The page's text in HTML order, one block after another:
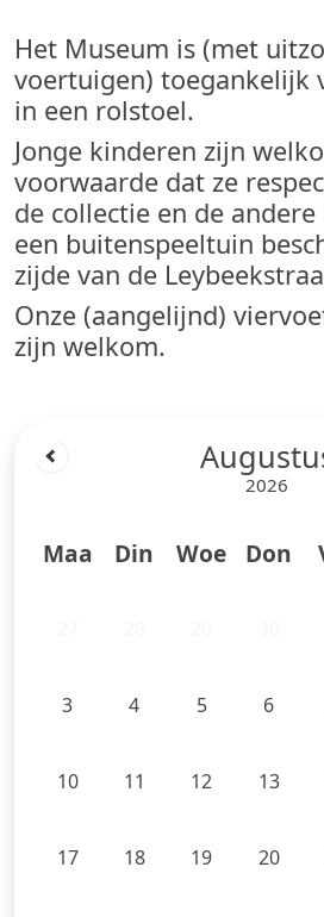
Het Museum is (met
voertuigen) toegankelijk
in een rolstoel.
Jonge kinderen zijn
voorwaarde dat ze
de collectie en de andere
een buitenspeeltuin
zijde van de
Onze (aangelijnd)
zijn welkom.
2026
Maa Din Woe Don
3 4 5 6
10 11 12 13
17 18 19 20